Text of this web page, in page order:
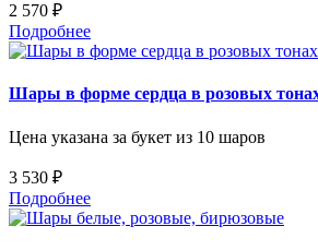
2 570 ₽
Подробнее
Шары в форме сердца в розовых
Цена указана за букет из 10 шаров
3 530 ₽
Подробнее